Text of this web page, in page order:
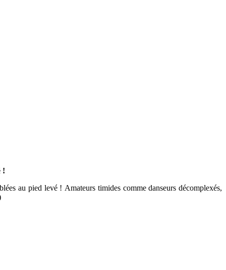
!
au pied levé ! Amateurs timides comme danseurs décomplexés,